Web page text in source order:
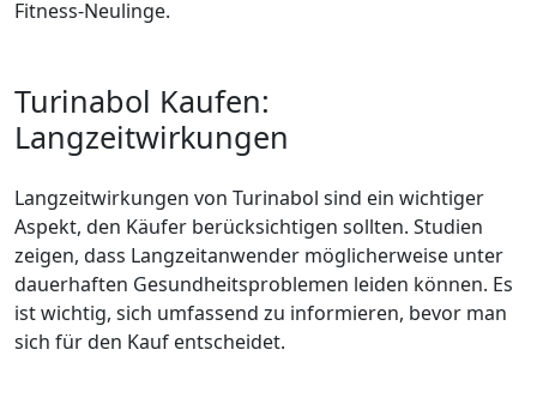
Fitness-Neulinge.
Turinabol Kaufen:
Langzeitwirkungen
Langzeitwirkungen von Turinabol sind ein wichtiger
Aspekt, den Käufer berücksichtigen sollten. Studien
zeigen, dass Langzeitanwender möglicherweise unter
dauerhaften Gesundheitsproblemen leiden können. Es
ist wichtig, sich umfassend zu informieren, bevor man
sich für den Kauf entscheidet.